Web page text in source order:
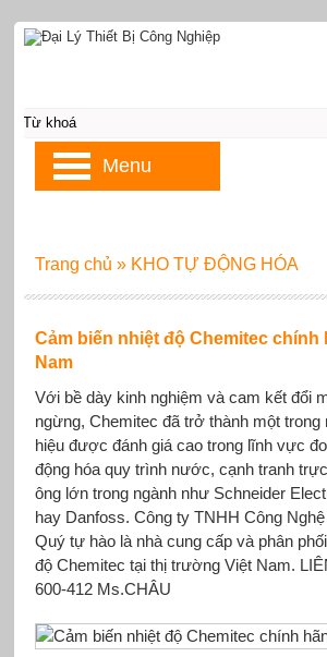
Cảm biến nhiệt độ Chemitec chính
Nam
Với bề dày kinh nghiệm và cam kết đổi
ngừng, Chemitec đã trở thành một
hiệu được đánh giá cao trong lĩnh vực
động hóa quy trình nước, cạnh tranh
ông lớn trong ngành như Schneider
hay Danfoss. Công ty TNHH Công
Quý tự hào là nhà cung cấp và phân
độ Chemitec tại thị trường Việt Nam.
600-412 Ms.CHÂU
Trang chủ » KHO TỰ ĐỘNG HÓA
Menu